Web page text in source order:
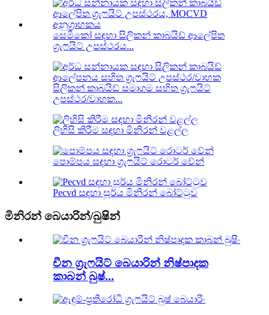
සෙමිකෝ සඳහා සිලිකන් කාබයිඩ් ආලේපිත
ග්‍රැෆයිට් උපස්ථරය...
සිලිකන් කාබයිඩ් සමාගම සහිත ග්‍රැෆයිට්
උපස්ථර/වාහක...
ලිහිසි කිරීම සඳහා මිනිරන් වළල්ල
පොම්පය සඳහා ග්‍රැෆයිට් රොටර් වේන්
Pecvd සඳහා සූර්ය මිනිරන් බෝට්ටුව
මිනිරන් බෙයාරින්/බුෂින්
චීන ග්‍රැෆයිට් බෙයාරින් නිෂ්පාදක
කාබන් බුෂ්...